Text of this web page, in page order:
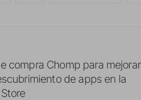
compra Chomp para mejorar
de apps en la